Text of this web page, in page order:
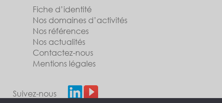
Fiche d’identité
Nos domaines d’activités
Nos références
Nos actualités
Contactez-nous
Mentions légales
Suivez-nous